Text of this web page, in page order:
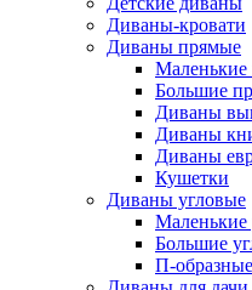
Диваны-кровати
Диваны прямые
Большие
Диваны
Диваны
Диваны
Кушетки
Диваны угловые
Маленькие
Большие
П-